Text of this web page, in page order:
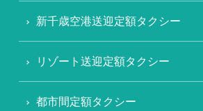
新千歳空港送迎定額タクシー
リゾート送迎定額タクシー
都市間定額タクシー